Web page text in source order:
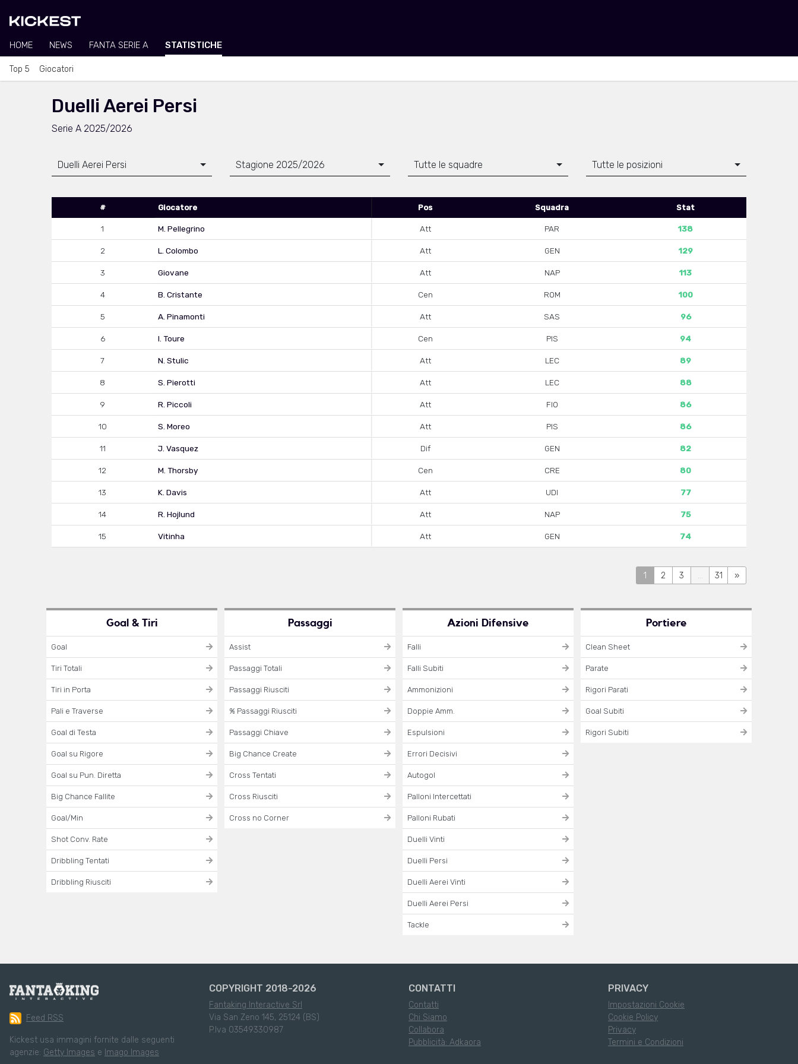
HOME NEWS FANTA SERIE A STATISTICHE
Top 5 Giocatori
Duelli Aerei Persi
Serie A 2025/2026
Duelli Aerei Persi Stagione 2025/2026 Tutte le squadre Tutte le posizioni
# Giocatore Pos Squadra Stat
1 M. Pellegrino Att PAR 138
2 L. Colombo Att GEN 129
3 Giovane Att NAP 113
4 B. Cristante Cen ROM 100
5 A. Pinamonti Att SAS 96
6 I. Toure Cen PIS 94
7 N. Stulic Att LEC 89
8 S. Pierotti Att LEC 88
9 R. Piccoli Att FIO 86
10 S. Moreo Att PIS 86
11 J. Vasquez Dif GEN 82
12 M. Thorsby Cen CRE 80
13 K. Davis Att UDI 77
14 R. Hojlund Att NAP 75
15 Vitinha Att GEN 74
1 2 3 ... 31 »
Goal & Tiri
Goal
Tiri Totali
Tiri in Porta
Pali e Traverse
Goal di Testa
Goal su Rigore
Goal su Pun. Diretta
Big Chance Fallite
Goal/Min
Shot Conv. Rate
Dribbling Tentati
Dribbling Riusciti
Passaggi
Assist
Passaggi Totali
Passaggi Riusciti
% Passaggi Riusciti
Passaggi Chiave
Big Chance Create
Cross Tentati
Cross Riusciti
Cross no Corner
Azioni Difensive
Falli
Falli Subiti
Ammonizioni
Doppie Amm.
Espulsioni
Errori Decisivi
Autogol
Palloni Intercettati
Palloni Rubati
Duelli Vinti
Duelli Persi
Duelli Aerei Vinti
Duelli Aerei Persi
Tackle
Portiere
Clean Sheet
Parate
Rigori Parati
Goal Subiti
Rigori Subiti
Feed RSS
Kickest usa immagini fornite dalle seguenti
agenzie: Getty Images e Imago Images
COPYRIGHT 2018-2026
Fantaking Interactive Srl
Via San Zeno 145, 25124 (BS)
P.Iva 03549330987
CONTATTI
Contatti
Chi Siamo
Collabora
Pubblicità: Adkaora
PRIVACY
Impostazioni Cookie
Cookie Policy
Privacy
Termini e Condizioni